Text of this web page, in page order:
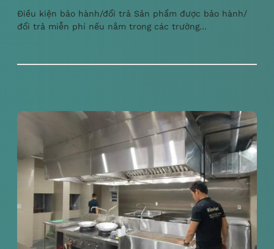
Điều kiện bảo hành/đổi trả Sản phẩm được bảo hành/
đổi trả miễn phí nếu nằm trong các trường…